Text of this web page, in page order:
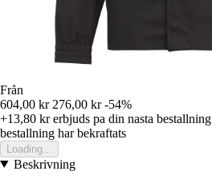
Från
604,00 kr 276,00 kr -54%
+13,80 krerbjuds pa din nasta bestallning
bestallning har bekraftats
Loading...
Beskrivning